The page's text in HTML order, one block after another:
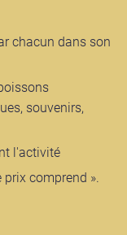
chacun dans son
souvenirs,
l'activité
comprend ».